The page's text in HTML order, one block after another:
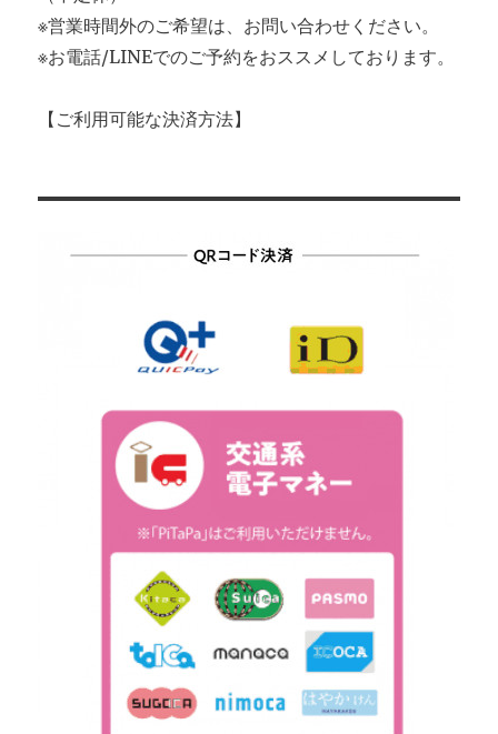
※営業時間外のご希望は、お問い合わせください。
※お電話/LINEでのご予約をおススメしております。
【ご利用可能な決済方法】